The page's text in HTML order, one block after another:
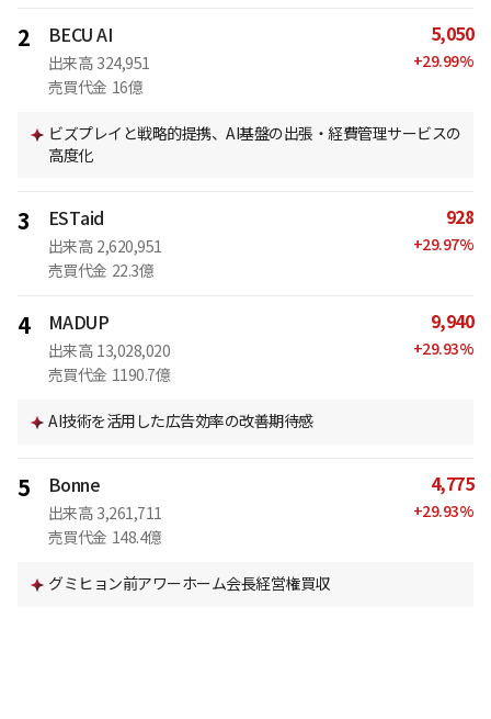
2 BECU AI
出来高 324,951
売買代金 16億
5,050
+29.99%
ビズプレイと戦略的提携、AI基盤の出張・経費管理サービスの
高度化
3 ESTaid
出来高 2,620,951
売買代金 22.3億
928
+29.97%
4 MADUP
出来高 13,028,020
売買代金 1190.7億
9,940
+29.93%
AI技術を活用した広告効率の改善期待感
5 Bonne
出来高 3,261,711
売買代金 148.4億
4,775
+29.93%
グミヒョン前アワーホーム会長経営権買収